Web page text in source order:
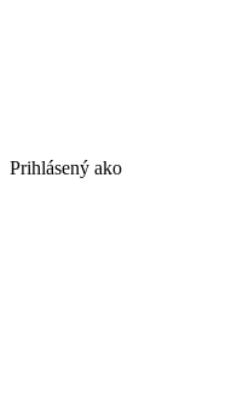
Prihlásený ako